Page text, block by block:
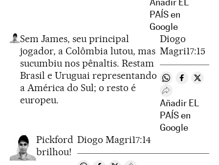
PAÍS en
Google
Sem James, seu principal
jogador, a Colômbia lutou, mas
sucumbiu nos pênaltis. Restam
Brasil e Uruguai representando
a América do Sul; o resto é
europeu.
Diogo
Magri17:15
Compartir en
Compartir
Desplegar
Añadir EL
PAÍS en
Google
Pickford
brilhou!
Diogo Magri17:14